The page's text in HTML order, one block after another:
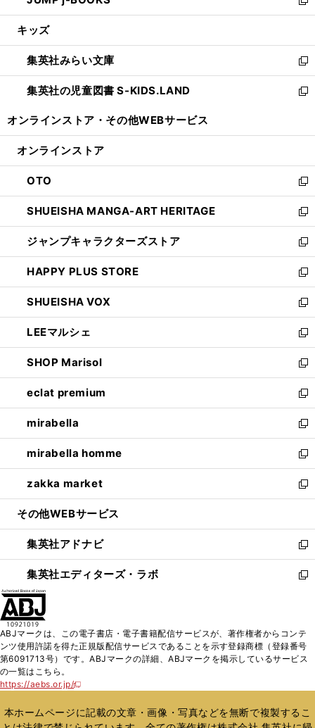
開
ウ
開
く
ン
ウ
で
開
く
ウ
ン
ド
ウ
で
新
し
ウ
ィ
ン
ド
開
キッズ
集英社みらい文庫
新
し
い
ン
ウ
で
開
く
集英社の児童図書 S-KIDS.LAND
新
ウ
ン
ド
ウ
で
開
く
オンラインストア・ その他WEBサービス
オンラインストア
OTO
新
し
い
ウ
ィ
ン
ド
ウ
で
開
く
SHUEISHA MANGA-ART HERITAGE
新
し
い
ウ
ィ
ン
ド
ウ
で
開
く
ジャンプキャラクターズストア
新
し
い
ウ
ィ
ン
ド
ウ
で
開
く
HAPPY PLUS STORE
新
し
い
ウ
ィ
ン
ド
ウ
で
開
く
SHUEISHA VOX
新
し
い
ウ
ィ
ン
ド
ウ
で
開
く
LEEマルシェ
新
し
い
ウ
ィ
ン
ド
ウ
で
開
く
SHOP Marisol
新
し
い
ウ
ィ
ン
ド
ウ
で
開
eclat premium
新
し
い
ウ
ィ
ン
ド
ウ
開
く
mirabella
新
し
い
ウ
ィ
ン
ウ
で
開
く
mirabella homme
新
し
い
ウ
ン
ド
ウ
で
zakka market
新
し
ウ
ィ
ン
ド
く
その他WEBサービス
集英社アドナビ
新
し
い
ド
ウ
で
集英社エディターズ・ラボ
新
ィ
ン
ド
開
く
ABJマークは、この電子書店・電子書籍配信サービスが、著作権者からコンテ
ンツ使用許諾を得た正規版配信サービスであることを示す登録商標（登録番号
第6091713号）です。ABJマークの詳細、ABJマークを掲示しているサービス
の一覧はこちら。
https://aebs.or.jp/
新
い
ウ
本ホームページに記載の文章・画像・写真などを無断で複製するこ